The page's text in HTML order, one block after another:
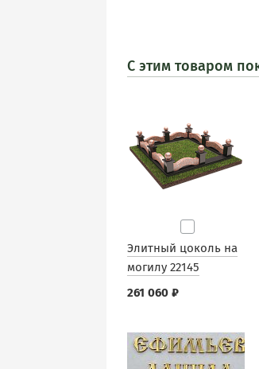
С этим товаром
Элитный цоколь на
могилу 22145
261 060 ₽